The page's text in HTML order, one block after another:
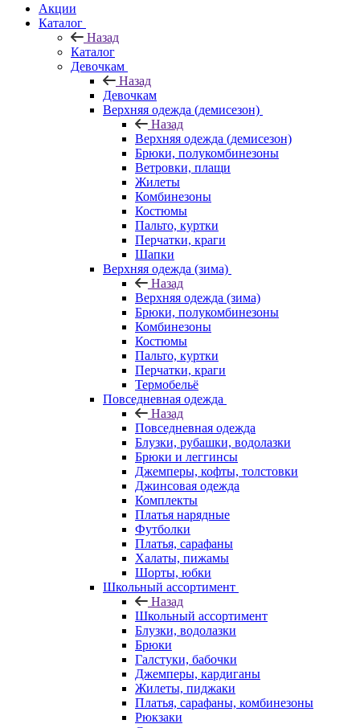
Акции
Каталог
Назад
Каталог
Девочкам
Назад
Девочкам
Верхняя одежда (демисезон)
Назад
Верхняя одежда (демисезон)
Брюки, полукомбинезоны
Ветровки, плащи
Жилеты
Комбинезоны
Костюмы
Пальто, куртки
Перчатки, краги
Шапки
Верхняя одежда (зима)
Назад
Верхняя одежда (зима)
Брюки, полукомбинезоны
Комбинезоны
Костюмы
Пальто, куртки
Перчатки, краги
Термобельё
Повседневная одежда
Назад
Повседневная одежда
Блузки, рубашки, водолазки
Брюки и леггинсы
Джемперы, кофты, толстовки
Джинсовая одежда
Комплекты
Платья нарядные
Футболки
Платья, сарафаны
Халаты, пижамы
Шорты, юбки
Школьный ассортимент
Назад
Школьный ассортимент
Блузки, водолазки
Брюки
Галстуки, бабочки
Джемперы, кардиганы
Жилеты, пиджаки
Платья, сарафаны, комбинезоны
Рюкзаки